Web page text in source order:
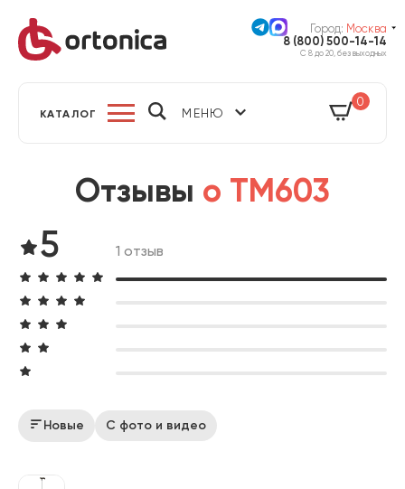
Город: Москва
8 (800) 500-14-14
С 8 до 20, без выходных
КАТАЛОГ МЕНЮ
0
Отзывы о TM603
5 1 отзыв
Новые С фото и видео